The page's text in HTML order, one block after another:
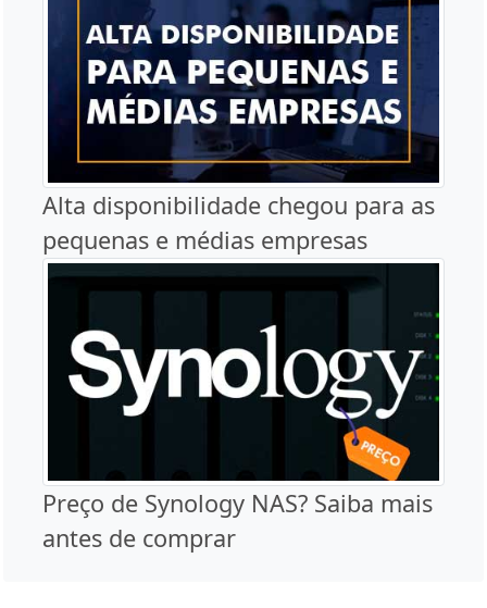
Alta disponibilidade chegou para as
pequenas e médias empresas
Preço de Synology NAS? Saiba mais
antes de comprar